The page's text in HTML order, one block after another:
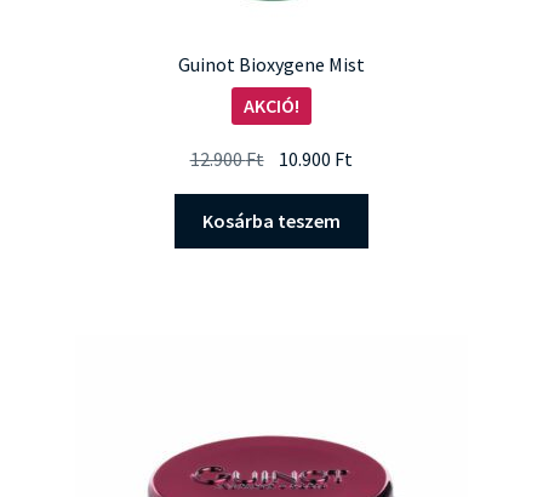
Guinot Bioxygene Mist
AKCIÓ!
12.900Ft Original
was:
12.900 Ft.
10.900 Ft
10.900 Ft.
Kosárba teszem